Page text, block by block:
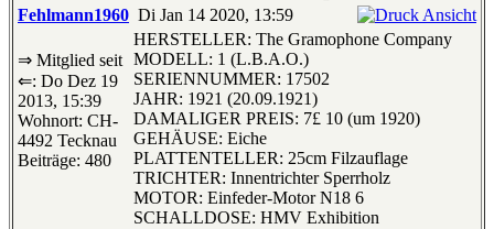
Fehlmann1960 Di Jan 14 2020, 13:59
⇒ Mitglied seit
⇐: Do Dez 19
2013, 15:39
Wohnort: CH-
4492 Tecknau
Beiträge: 480
HERSTELLER: The Gramophone Company
MODELL: 1 (L.B.A.O.)
SERIENNUMMER: 17502
JAHR: 1921 (20.09.1921)
DAMALIGER PREIS: 7£ 10 (um 1920)
GEHÄUSE: Eiche
PLATTENTELLER: 25cm Filzauflage
TRICHTER: Innentrichter Sperrholz
MOTOR: Einfeder-Motor N18 6
SCHALLDOSE: HMV Exhibition